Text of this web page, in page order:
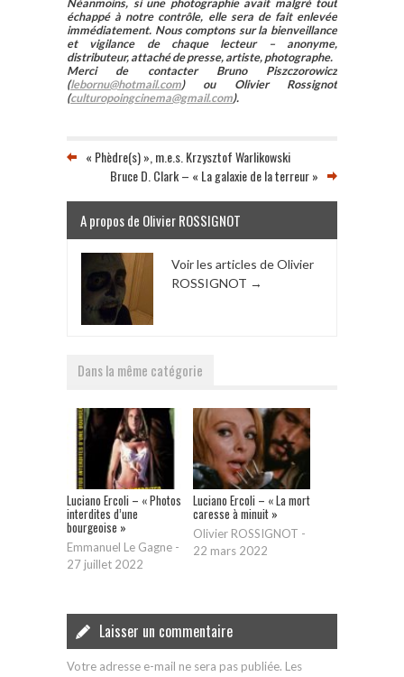
Néanmoins, si une photographie avait malgré tout
échappé à notre contrôle, elle sera de fait enlevée
immédiatement. Nous comptons sur la bienveillance
et vigilance de chaque lecteur – anonyme,
distributeur, attaché de presse, artiste, photographe.
Merci de contacter Bruno Piszczorowicz
(lebornu@hotmail.com) ou Olivier Rossignot
(culturopoingcinema@gmail.com).
« Phèdre(s) », m.e.s. Krzysztof Warlikowski
Bruce D. Clark – « La galaxie de la terreur »
A propos de Olivier ROSSIGNOT
Voir les articles de Olivier
ROSSIGNOT →
Dans la même catégorie
Luciano Ercoli – « Photos
interdites d’une
bourgeoise »
Emmanuel Le Gagne -
27 juillet 2022
Luciano Ercoli – « La mort
caresse à minuit »
Olivier ROSSIGNOT -
22 mars 2022
Laisser un commentaire
Votre adresse e-mail ne sera pas publiée. Les